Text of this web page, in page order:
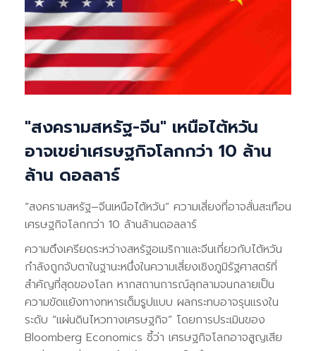
"สงครามสหรัฐ-จีน" เหนือไต้หวัน
อาจเขย่าเศรษฐกิจโลกกว่า 10 ล้าน
ล้าน ดอลลาร์
“สงครามสหรัฐ–จีนเหนือไต้หวัน” ความเสี่ยงที่อาจสั่นสะเทือน
เศรษฐกิจโลกกว่า 10 ล้านล้านดอลลาร์
ความตึงเครียดระหว่างสหรัฐอเมริกาและจีนเกี่ยวกับไต้หวัน
กำลังถูกจับตาในฐานะหนึ่งในความเสี่ยงเชิงภูมิรัฐศาสตร์ที่
สำคัญที่สุดของโลก หากสถานการณ์ลุกลามจนกลายเป็น
ความขัดแย้งทางทหารเต็มรูปแบบ ผลกระทบอาจรุนแรงใน
ระดับ “แผ่นดินไหวทางเศรษฐกิจ” โดยการประเมินของ
Bloomberg Economics ชี้ว่า เศรษฐกิจโลกอาจสูญเสีย